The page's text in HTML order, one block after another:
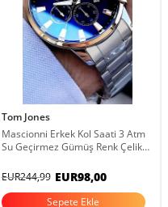
Tom Jones
Mascionni Erkek Kol Saati 3 Atm
Su Geçirmez Gümüş Renk Çelik
DKH4136
EUR244,99 EUR98,00
Sepete Ekle